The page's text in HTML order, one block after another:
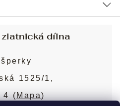
dílna
1525/1,
4 (Mapa)